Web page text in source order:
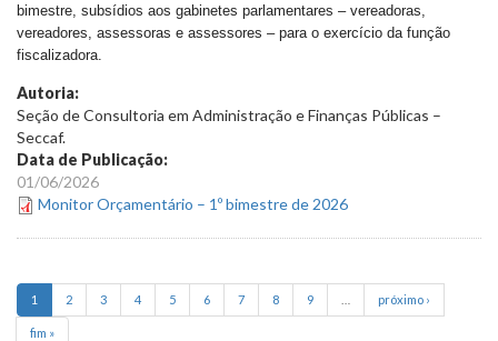
bimestre, subsídios aos gabinetes parlamentares – vereadoras,
vereadores, assessoras e assessores – para o exercício da função
fiscalizadora.
Autoria:
Seção de Consultoria em Administração e Finanças Públicas –
Seccaf.
Data de Publicação:
01/06/2026
Monitor Orçamentário – 1º bimestre de 2026
1 2 3 4 5 6 7 8 9 próximo ›
fim »